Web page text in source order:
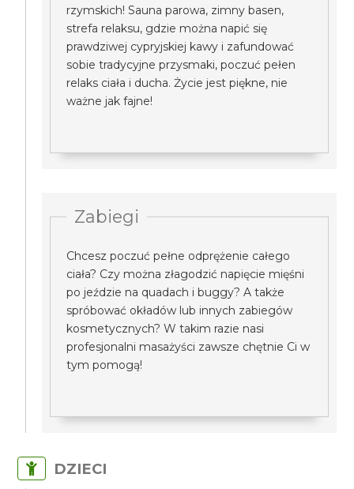
rzymskich! Sauna parowa, zimny basen,
strefa relaksu, gdzie można napić się
prawdziwej cypryjskiej kawy i zafundować
sobie tradycyjne przysmaki, poczuć pełen
relaks ciała i ducha. Życie jest piękne, nie
ważne jak fajne!
Zabiegi
Chcesz poczuć pełne odprężenie całego
ciała? Czy można złagodzić napięcie mięśni
po jeździe na quadach i buggy? A także
spróbować okładów lub innych zabiegów
kosmetycznych? W takim razie nasi
profesjonalni masażyści zawsze chętnie Ci w
tym pomogą!
DZIECI